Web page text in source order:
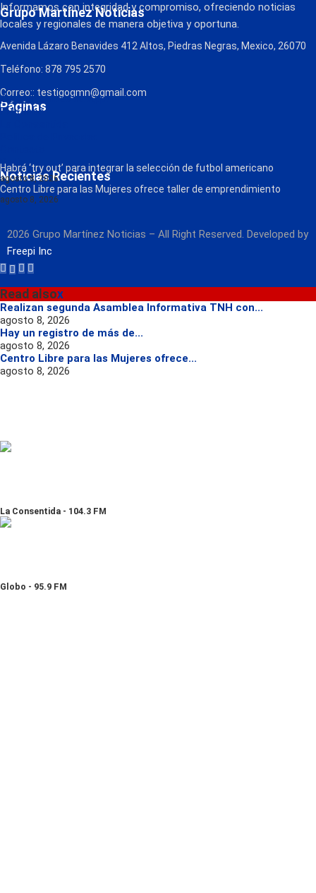
Grupo Martínez Noticias
Informamos con integridad y compromiso, ofreciendo noticias
locales y regionales de manera objetiva y oportuna.
Avenida Lázaro Benavides 412 Altos, Piedras Negras, Mexico, 26070
Teléfono: 878 795 2570
Correo:: testigogmn@gmail.com
Páginas
¡Descarga nuestra App!
FM Globo
Radio
Noticias Recientes
Habrá ‘try out’ para integrar la selección de futbol americano
agosto 8, 2026
Centro Libre para las Mujeres ofrece taller de emprendimiento
agosto 8, 2026
2026 Grupo Martínez Noticias – All Right Reserved. Developed by
Freepi Inc
Read alsox
Realizan segunda Asamblea Informativa TNH con...
agosto 8, 2026
Hay un registro de más de...
agosto 8, 2026
Centro Libre para las Mujeres ofrece...
agosto 8, 2026
La Consentida - 104.3 FM
Globo - 95.9 FM